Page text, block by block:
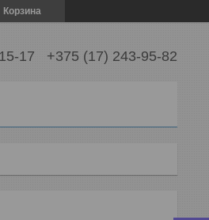
Корзина
17 +375 (17) 243-95-82